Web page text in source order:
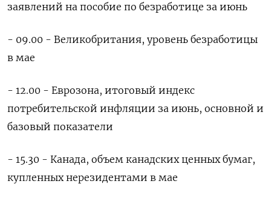
заявлений на пособие по безработице за июнь
- 09.00 - Великобритания, уровень безработицы
в мае
- 12.00 - Еврозона, итоговый индекс
потребительской инфляции за июнь, основной и
базовый показатели
- 15.30 - Канада, объем канадских ценных бумаг,
купленных нерезидентами в мае